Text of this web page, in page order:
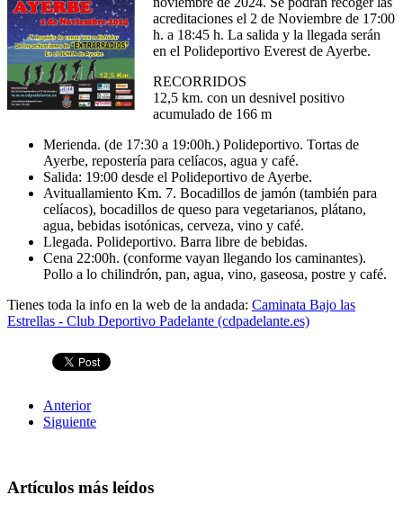
acreditaciones el 2 de Noviembre de 17:00
h. a 18:45 h. La salida y la llegada serán
en el Polideportivo Everest de Ayerbe.
RECORRIDOS
12,5 km. con un desnivel positivo
acumulado de 166 m
Merienda. (de 17:30 a 19:00h.) Polideportivo. Tortas de
Ayerbe, repostería para celíacos, agua y café.
Salida: 19:00 desde el Polideportivo de Ayerbe.
Avituallamiento Km. 7. Bocadillos de jamón (también para
celíacos), bocadillos de queso para vegetarianos, plátano,
agua, bebidas isotónicas, cerveza, vino y café.
Llegada. Polideportivo. Barra libre de bebidas.
Cena 22:00h. (conforme vayan llegando los caminantes).
Pollo a lo chilindrón, pan, agua, vino, gaseosa, postre y café.
Tienes toda la info en la web de la andada: Caminata Bajo las
Estrellas - Club Deportivo Padelante (cdpadelante.es)
Anterior
Siguiente
Artículos más leídos